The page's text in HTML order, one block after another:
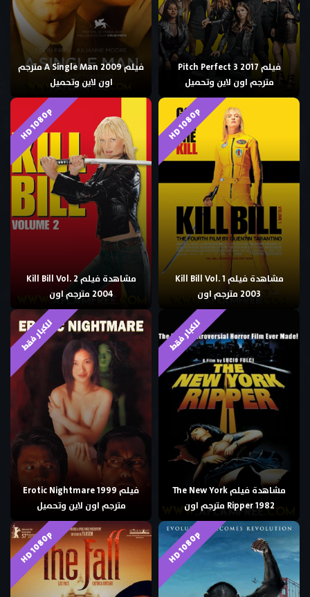
فيلم Pitch Perfect 3 2017
مترجم اون لاين وتحميل
فيلم A Single Man 2009 مترجم
اون لاين وتحميل
HD 1080p
مشاهدة فيلم Kill Bill Vol. 1
2003 مترجم اون
HD 1080p
مشاهدة فيلم Kill Bill Vol. 2
2004 مترجم اون
للكبار فقط
مشاهدة فيلم The New York
Ripper 1982 مترجم اون
للكبار فقط
فيلم Erotic Nightmare 1999
مترجم اون لاين وتحميل
HD 1080p
HD 1080p